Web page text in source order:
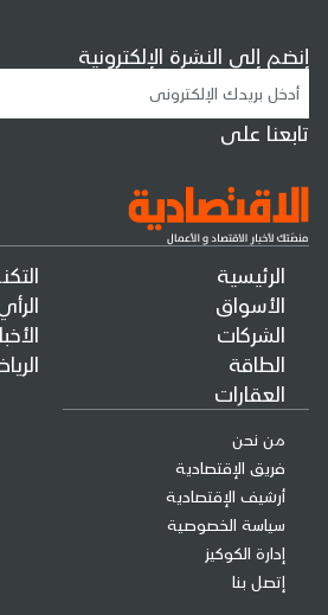
الرئيسية
الأسواق
الشركات
الطاقة
العقارات
من نحن
فريق الإقتصادية
أرشيف الإقتصادية
سياسة الخصوصية
إدارة الكوكيز
إتصل بنا
إنضم إلى النشرة الإلكترونية
تابعنا على